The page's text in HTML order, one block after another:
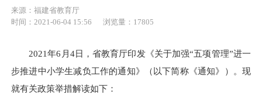
来源：福建省教育厅
时间：2021-06-04 15:56
浏览量：17805
2021年6月4日，省教育厅印发《关于加强“五项管理”进一
步推进中小学生减负工作的通知》（以下简称《通知》）。现
就有关政策举措解读如下：